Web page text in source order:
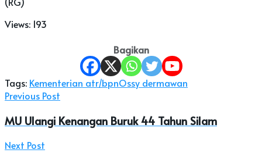
Views: 193
Bagikan
Tags: Kementerian atr/bpnOssy dermawan
Previous Post
MU Ulangi Kenangan Buruk 44 Tahun Silam
Next Post